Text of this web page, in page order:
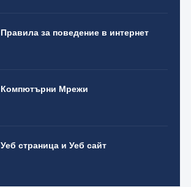
Правила за поведение в интернет
Компютърни Мрежи
Уеб страница и Уеб сайт